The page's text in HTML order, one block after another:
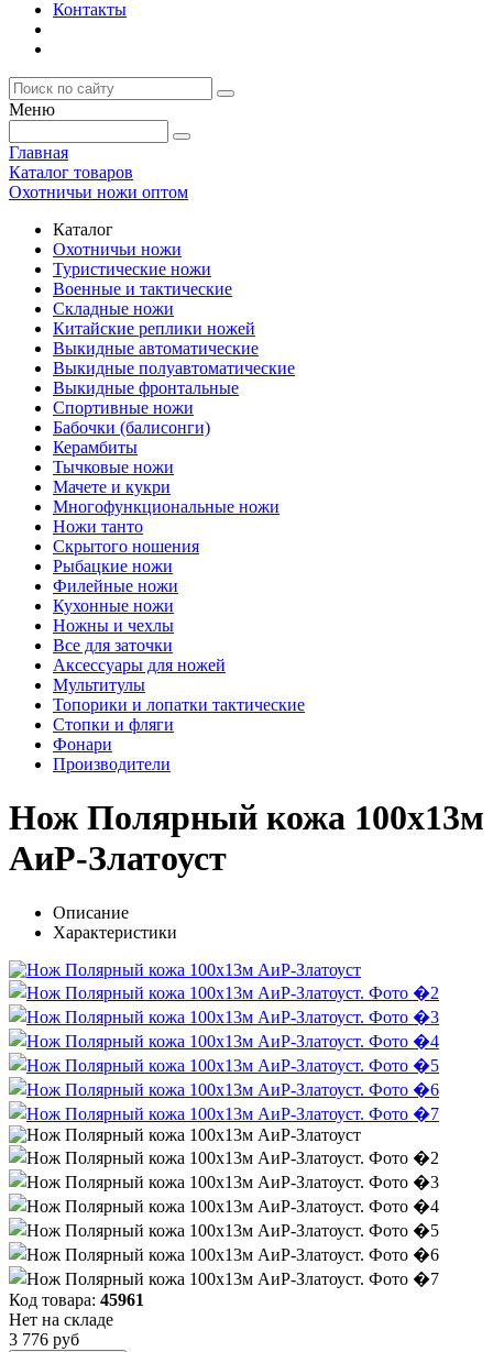
Контакты
Меню
Главная
Каталог товаров
Охотничьи ножи оптом
Каталог
Охотничьи ножи
Туристические ножи
Военные и тактические
Складные ножи
Китайские реплики ножей
Выкидные автоматические
Выкидные полуавтоматические
Выкидные фронтальные
Спортивные ножи
Бабочки (балисонги)
Керамбиты
Тычковые ножи
Мачете и кукри
Многофункциональные ножи
Ножи танто
Скрытого ношения
Рыбацкие ножи
Филейные ножи
Кухонные ножи
Ножны и чехлы
Все для заточки
Аксессуары для ножей
Мультитулы
Топорики и лопатки тактические
Стопки и фляги
Фонари
Производители
Нож Полярный кожа 100х13м
АиР-Златоуст
Описание
Характеристики
Код товара: 45961
Нет на складе
3 776 руб